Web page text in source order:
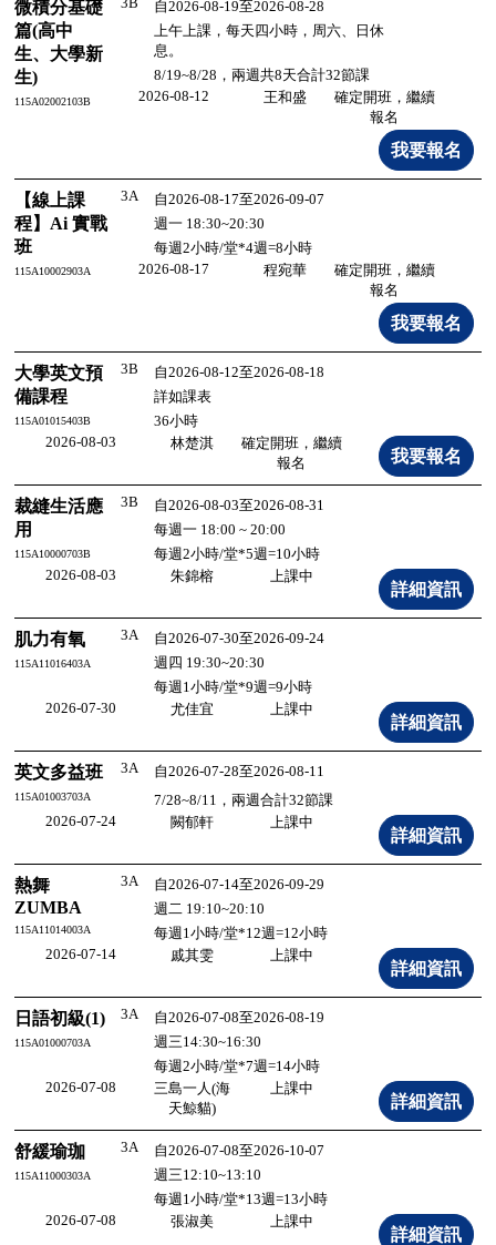
微積分基礎
篇(高中
生、大學新
生)
115A02002103B
自2026-08-19至2026-08-28
上午上課，每天四小時，周六、日休
息。
8/19~8/28，兩週共8天合計32節課
2026-08-12
王和盛
確定開班，繼續
報名
【線上課
程】Ai 實戰
班
115A10002903A
3A
自2026-08-17至2026-09-07
週一 18:30~20:30
每週2小時/堂*4週=8小時
2026-08-17
程宛華
確定開班，繼續
報名
大學英文預
備課程
115A01015403B
3B
自2026-08-12至2026-08-18
詳如課表
36小時
2026-08-03
林楚淇
確定開班，繼續
報名
裁縫生活應
用
115A10000703B
3B
自2026-08-03至2026-08-31
每週一 18:00 ~ 20:00
每週2小時/堂*5週=10小時
2026-08-03
朱錦榕 上課中
肌力有氧
115A11016403A
3A
自2026-07-30至2026-09-24
週四 19:30~20:30
每週1小時/堂*9週=9小時
2026-07-30
尤佳宜 上課中
英文多益班
115A01003703A
3A
自2026-07-28至2026-08-11
7/28~8/11，兩週合計32節課
2026-07-24
闕郁軒 上課中
熱舞
ZUMBA
115A11014003A
3A
自2026-07-14至2026-09-29
週二 19:10~20:10
每週1小時/堂*12週=12小時
2026-07-14
戚其雯 上課中
日語初級(1)
115A01000703A
3A
自2026-07-08至2026-08-19
週三14:30~16:30
每週2小時/堂*7週=14小時
2026-07-08
三島一人(海
天鯨貓)
上課中
舒緩瑜珈
115A11000303A
3A
自2026-07-08至2026-10-07
週三12:10~13:10
每週1小時/堂*13週=13小時
2026-07-08
張淑美 上課中